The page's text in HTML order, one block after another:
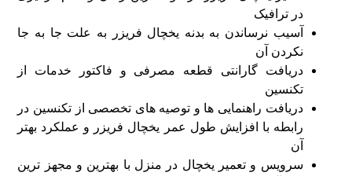
در ترافیک
آسیب نرساندن به بدنه یخچال فریزر به‌ علت جا به‌ جا
نکردن آن
دریافت گارانتی قطعه مصرفی و فاکتور خدمات از
تکنسین
دریافت راهنمایی‌ ها و توصیه‌ های تخصصی از تکنسین در
رابطه با افزایش طول عمر یخچال فریزر و عملکرد بهتر
آن
سرویس و تعمیر یخچال در منزل با بهترین و مجهز ترین